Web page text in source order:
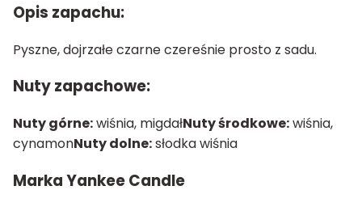
Opis zapachu:
Pyszne, dojrzałe czarne czereśnie prosto z sadu.
Nuty zapachowe:
Nuty górne:wiśnia, migdałNuty środkowe:wiśnia,
cynamonNuty dolne:słodka wiśnia
Marka Yankee Candle